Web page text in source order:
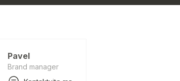
Pavel
Brand manager